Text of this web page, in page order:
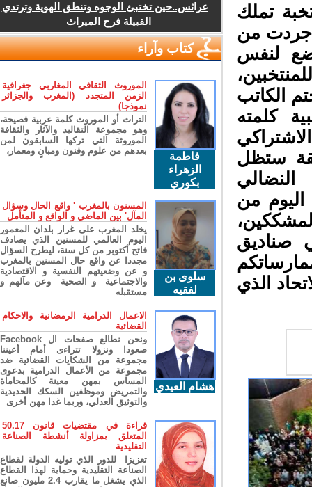
تملك
جردت من
لنفس
الكاتب
كلمته
ستظل
من
صناديق
الذي
عرائس..حين تختبئ الوجوه وتنطق الهوية وترتدي
القبيلة فرح الميراث
كتاب وآراء
فاطمة
الزهراء
بكوري
الموروث الثقافي المغاربي جغرافية
الزمن المتجدد (المغرب والجزائر
نموذجا)
التراث أو الموروث كلمة عربية فصيحة،
وهو مجموعة التقاليد والآثار والثقافة
الموروثة التي تركها السابقون لمن
بعدهم من علوم وفنون ومبانٍ ومعمار،
سلوى بن
لفقيه
المسنون بالمغرب ' واقع الحال وسؤال
المآل' بين الماضي و الواقع و المتأمل
يخلد المغرب على غرار بلدان المعمور
اليوم العالمي للمسنين الذي يصادف
فاتح أكتوبر من كل سنة، ليطرح السؤال
مجددا عن واقع حال المسنين بالمغرب
و عن وضعيتهم النفسية و الاقتصادية
والاجتماعية و الصحية وعن مآلهم و
مستقبله
هشام العيدي
الاعمال الدرامية الرمضانية والاحكام
القضائية
ونحن نطالع صفحات ال Facebook
صعودا ونزولا تتراءى أمام أعيننا
مجموعة من الشكايات القضائية ضد
مجموعة من الأعمال الدرامية بدعوى
المساس بمهن معينة كالمحاماة
والتمريض وموظفين السكك الحديدية
والتوثيق العدلي، وربما غدا مهن أخرى
قراءة في مقتضيات قانون 50.17
المتعلق بمزاولة أنشطة الصناعة
التقليدية
تعزيزا للدور الذي توليه الدولة لقطاع
الصناعة التقليدية وحماية لهذا القطاع
الذي يشغل ما يقارب 2.4 مليون صانع